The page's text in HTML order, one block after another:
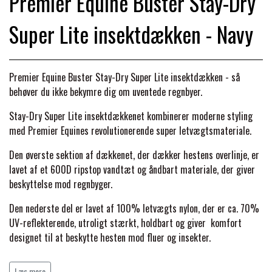
TERAPI PRODUKTER
STRØMPER
HUER & HALSTØRKLÆDER
GAVEARTIKLER VOKSNE
BØRN & JUNIOR
INSEKTBESKYTTELSE
TILSKUD & VITAMINER
STALD & FOLD
SKO & SMEDEVÆRKTØJ
TRAVDÆKKEN & TILBEHØR
SKO & VÆRKTØJ
VOGNE & TILBEHØR
TRAV KUSK
PONYTRAV
MONTÉ
PREMIER EQUINE LINERS & DÆKKEN
TILBEHØR
PREMIER EQUINE WALKER & RIDEDÆKKEN
PREMIER EQUINE INSEKTBESKYTTELSE
PREMIER EQUINE MAGNET & INFRARØD
TERAPI
PREMIER EQUINE GRIMER & TRÆKTOV
PREMIER EQUINE TRENSE & TILBEHØR
CARR & DAY & MARTIN
CUSTOM
DELTACAST
EMIN
FENWICK LIQUID TITANIUM®
Super Lite insektdækken - Navy
Premier Equine Buster Stay-Dry Super Lite insektdækken - så
behøver du ikke bekymre dig om uventede regnbyer.
Stay-Dry Super Lite insektdækkenet kombinerer moderne styling
med Premier Equines revolutionerende super letvægtsmateriale.
Den øverste sektion af dækkenet, der dækker hestens overlinje, er
lavet af et 600D ripstop vandtæt og åndbart materiale, der giver
beskyttelse mod regnbyger.
Den nederste del er lavet af 100% letvægts nylon, der er ca. 70%
UV-reflekterende, utroligt stærkt, holdbart og giver komfort
designet til at beskytte hesten mod fluer og insekter.
Dette insektdækken er det ideelle valg til de sommerdage, hvor